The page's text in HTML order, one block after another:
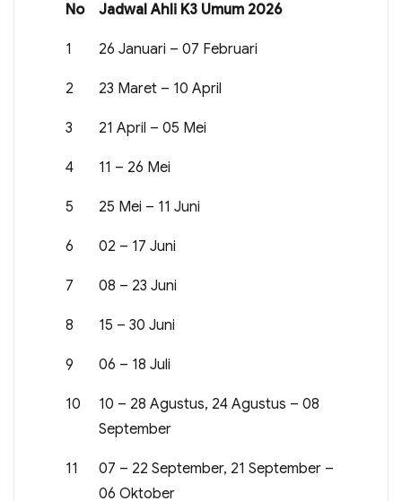
No Jadwal Ahli K3 Umum 2026
1 26 Januari – 07 Februari
2 23 Maret – 10 April
3 21 April – 05 Mei
4 11 – 26 Mei
5 25 Mei – 11 Juni
6 02 – 17 Juni
7 08 – 23 Juni
8 15 – 30 Juni
9 06 – 18 Juli
10
10 – 28 Agustus, 24 Agustus – 08
September
11
07 – 22 September, 21 September –
06 Oktober